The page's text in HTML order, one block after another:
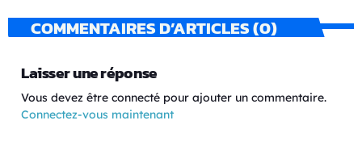
COMMENTAIRES D’ARTICLES (0)
Laisser une réponse
Vous devez être connecté pour ajouter un commentaire.
Connectez-vous maintenant